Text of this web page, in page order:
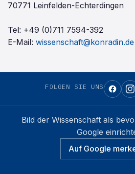
70771 Leinfelden-Echterdingen
Tel: +49 (0)711 7594-392
E-Mail: wissenschaft@konradin.de
FOLGEN SIE UNS
Bild der Wissenschaft als
Google
Auf Google